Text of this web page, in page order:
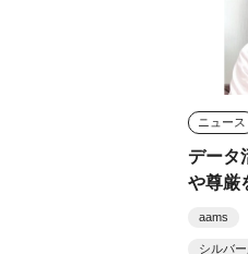
ニュース
データ
や尊厳
現
aams
シルバ